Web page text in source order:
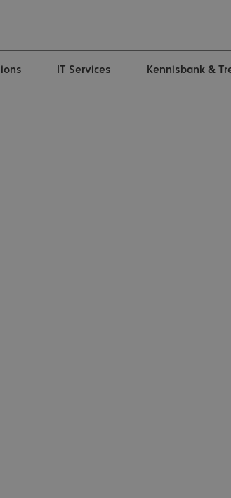
IT Services Kennisbank &